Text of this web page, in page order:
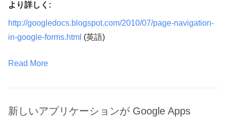
より詳しく:
http://googledocs.blogspot.com/2010/07/page-navigation-
in-google-forms.html (英語)
Read More
新しいアプリケーションが Google Apps